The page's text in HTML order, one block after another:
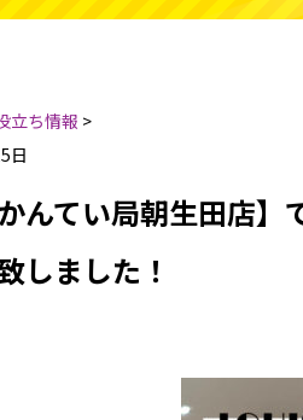
立ち情報 >
日
かんてい局朝生田店
しました！